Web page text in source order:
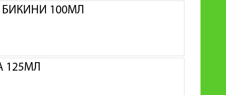
БИКИНИ 100МЛ
125МЛ